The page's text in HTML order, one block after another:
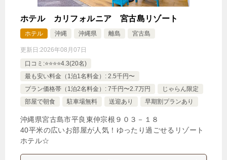
ホテル カリフォルニア 宮古島リゾート
ホテル 沖縄 沖縄県 離島 宮古島
更新日:2026年08月07日
口コミ:⭐️⭐️⭐️⭐️4.3(20名)
最も安い料金（1泊1名料金）: 2.5千円〜
プラン価格帯（1泊2名料金）: 7千円〜2.7万円
じゃらん限定
部屋で朝食
駐車場無料 送迎あり 早期割プランあり
沖縄県宮古島市平良東仲宗根９０３－１８
40平米の広いお部屋が人気！ゆったり過ごせるリゾート
ホテル☆